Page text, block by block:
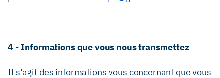
4 - Informations que vous nous transmettez
Il s’agit des informations vous concernant que vous